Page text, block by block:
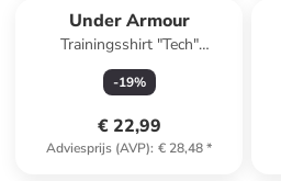
Under Armour
Trainingsshirt "Tech"
mintgroen
-19%
€ 22,99
Adviesprijs (AVP): € 28,48*